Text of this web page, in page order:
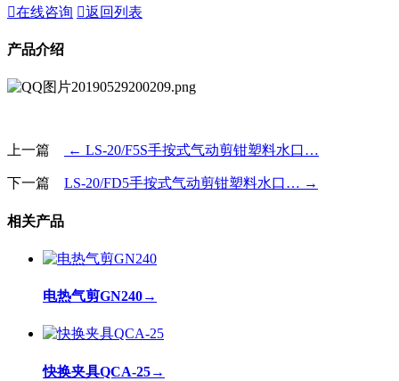
在线咨询 返回列表
产品介绍
上一篇 ← LS-20/F5S手按式气动剪钳塑料水口…
下一篇 LS-20/FD5手按式气动剪钳塑料水口… →
相关产品
电热气剪GN240→
快换夹具QCA-25→